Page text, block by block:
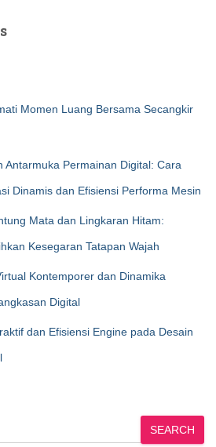
Momen Luang Bersama Secangkir
Antarmuka Permainan Digital: Cara
Dinamis dan Efisiensi Performa Mesin
Mata dan Lingkaran Hitam:
Kesegaran Tatapan Wajah
Kontemporer dan Dinamika
Digital
dan Efisiensi Engine pada Desain
SEARCH